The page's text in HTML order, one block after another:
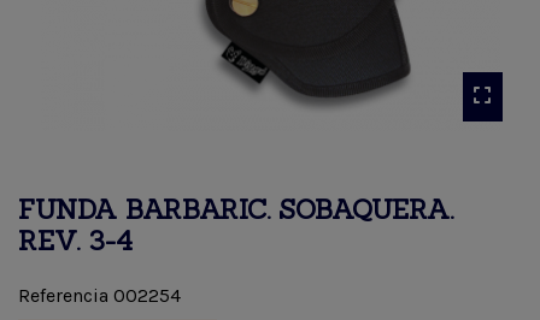
FUNDA BARBARIC. SOBAQUERA.
REV. 3-4
Referencia 002254